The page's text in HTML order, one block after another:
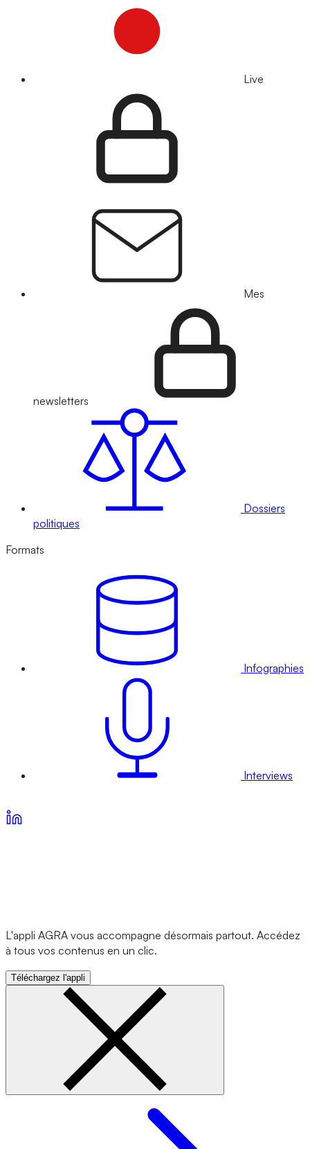
Live
Mes
newsletters
Dossiers
politiques
Formats
Infographies
Interviews
L'appli AGRA vous accompagne désormais partout. Accédez
à tous vos contenus en un clic.
Téléchargez l'appli